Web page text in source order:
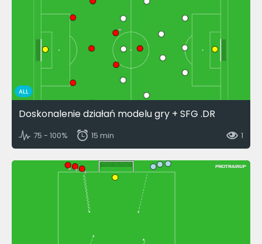
ALL
Doskonalenie działań modelu gry + SFG .DR
75 - 100% 15 min 1